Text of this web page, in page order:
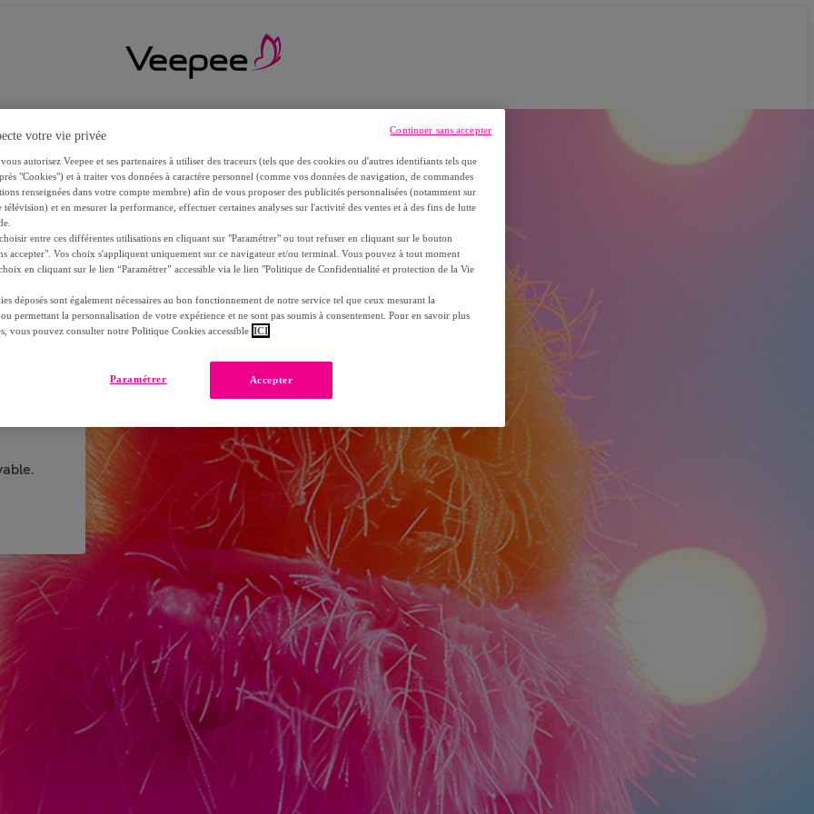
votre vie privée
autorisez Veepee et ses partenaires à utiliser des traceurs (tels que des cookies ou d'autres identifiants tels que
"Cookies") et à traiter vos données à caractère personnel (comme vos données de navigation, de commandes
renseignées dans votre compte membre) afin de vous proposer des publicités personnalisées (notamment sur
télévision) et en mesurer la performance, effectuer certaines analyses sur l'activité des ventes et à des fins de lutte
entre ces différentes utilisations en cliquant sur "Paramétrer" ou tout refuser en cliquant sur le bouton
accepter". Vos choix s'appliquent uniquement sur ce navigateur et/ou terminal. Vous pouvez à tout moment
en cliquant sur le lien “Paramétrer” accessible via le lien "Politique de Confidentialité et protection de la Vie
déposés sont également nécessaires au bon fonctionnement de notre service tel que ceux mesurant la
permettant la personnalisation de votre expérience et ne sont pas soumis à consentement. Pour en savoir plus
vous pouvez consulter notre Politique Cookies accessible ICI
Accepter
Paramétrer
Continuer sans accepter